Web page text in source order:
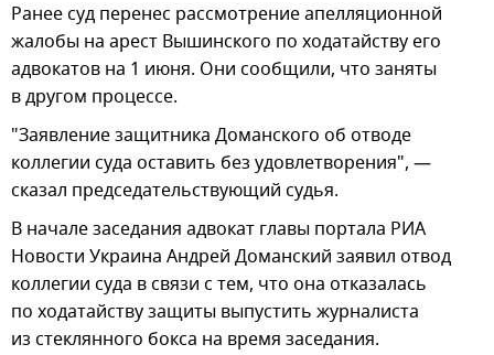
Ранее суд перенес рассмотрение апелляционной
жалобы на арест Вышинского по ходатайству его
адвокатов на 1 июня. Они сообщили, что заняты
в другом процессе.
"Заявление защитника Доманского об отводе
коллегии суда оставить без удовлетворения", —
сказал председательствующий судья.
В начале заседания адвокат главы портала РИА
Новости Украина Андрей Доманский заявил отвод
коллегии суда в связи с тем, что она отказалась
по ходатайству защиты выпустить журналиста
из стеклянного бокса на время заседания.